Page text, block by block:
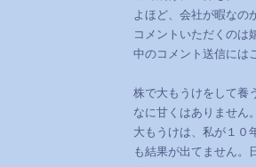
よほど、会社が暇なの
コメントいただくのは
中のコメント送信には
株で大もうけをして養
なに甘くはありません
大もうけは、私が１０
も結果が出てません。